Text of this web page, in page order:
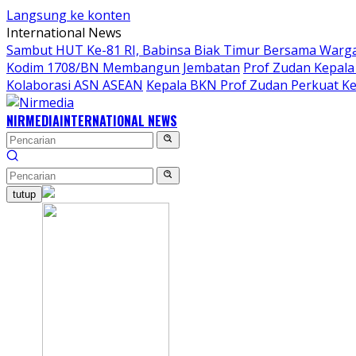
Langsung ke konten
International News
Sambut HUT Ke-81 RI, Babinsa Biak Timur Bersama
Kodim 1708/BN Membangun Jembatan Prof Zudan
Kolaborasi ASN ASEAN Kepala BKN Prof Zudan Perkuat
NIRMEDIAINTERNATIONAL NEWS
tutup